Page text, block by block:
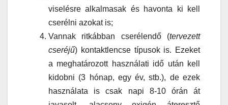
viselésre alkalmasak és havonta ki kell
cserélni azokat is;
Vannak ritkábban cserélendő (tervezett
cseréjű) kontaktlencse típusok is. Ezeket
a meghatározott használati idő után kell
kidobni (3 hónap, egy év, stb.), de ezek
használata is csak napi 8-10 órán át